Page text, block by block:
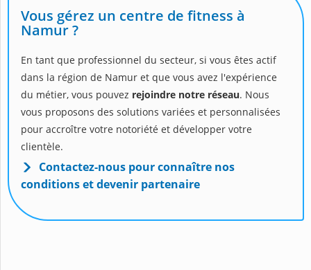
Vous gérez un centre de fitness à
Namur ?
En tant que professionnel du secteur, si vous êtes actif
dans la région de Namur et que vous avez l'expérience
du métier, vous pouvez rejoindre notre réseau. Nous
vous proposons des solutions variées et personnalisées
pour accroître votre notoriété et développer votre
clientèle.
Contactez-nous pour connaître nos
conditions et devenir partenaire